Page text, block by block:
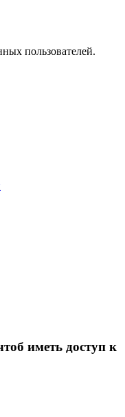
пользователей.
иметь доступ к